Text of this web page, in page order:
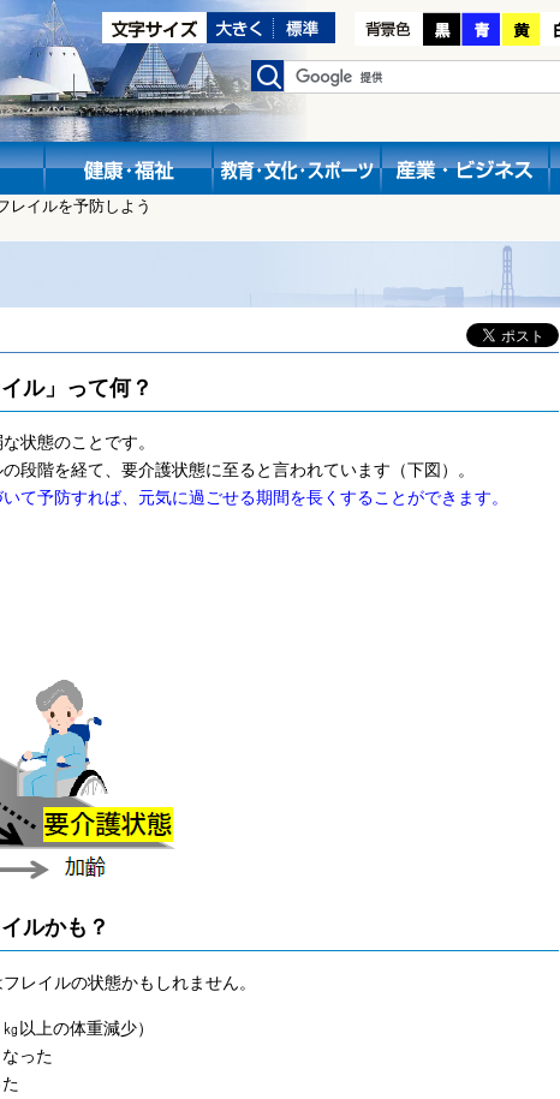
レイルを予防しよう
ル」って何？
状態のことです。
段階を経て、要介護状態に至ると言われています（下図）。
て予防すれば、元気に過ごせる期間を長くすることができます。
ルかも？
レイルの状態かもしれません。
以上の体重減少）
った